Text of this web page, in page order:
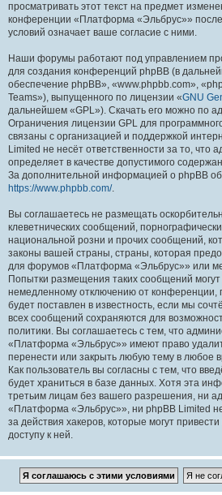
просматривать этот текст на предмет
конференции «Платформа «Эльбрус»»
условий означает ваше согласие с ними.
Наши форумы работают под управлением
для создания конференций phpBB (в
обеспечение phpBB», «www.phpbb.com»,
Teams»), выпущенного по лицензии «GNU
дальнейшем «GPL»). Скачать его можно по
Ограничения лицензии GPL для
связаны с организацией и поддержкой
Limited не несёт ответственности за то, что
определяет в качестве допустимого
За дополнительной информацией о phpBB
https://www.phpbb.com/.
Вы соглашаетесь не размещать
клеветнических сообщений,
национальной розни и прочих сообщений,
законы вашей страны, страны, которая
для форумов «Платформа «Эльбрус»» или
Попытки размещения таких сообщений
немедленному отключению от конференции,
будет поставлен в известность, если мы
всех сообщений сохраняются для
политики. Вы соглашаетесь с тем, что
«Платформа «Эльбрус»» имеют право
перенести или закрыть любую тему в любое
Как пользователь вы согласны с тем, что
будет храниться в базе данных. Хотя эта
третьим лицам без вашего разрешения, ни
«Платформа «Эльбрус»», ни phpBB Limited
за действия хакеров, которые могут
доступу к ней.